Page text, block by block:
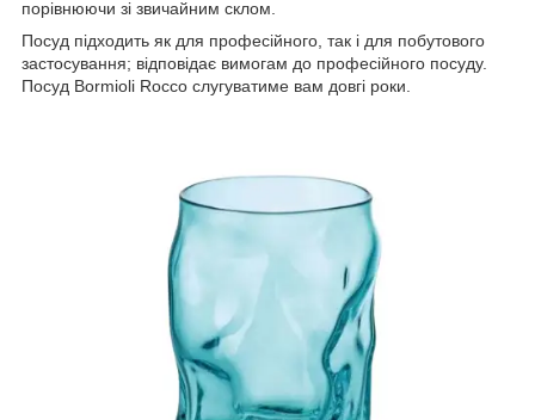
порівнюючи зі звичайним склом.
Посуд підходить як для професійного, так і для побутового
застосування; відповідає вимогам до професійного посуду.
Посуд Bormioli Rocco слугуватиме вам довгі роки.